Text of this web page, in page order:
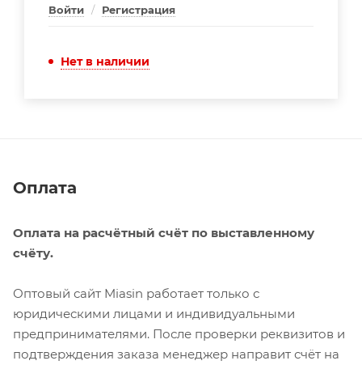
Войти / Регистрация
Нет в наличии
Оплата
Оплата на расчётный счёт по выставленному
счёту.
Оптовый сайт Miasin работает только с
юридическими лицами и индивидуальными
предпринимателями. После проверки реквизитов и
подтверждения заказа менеджер направит счёт на